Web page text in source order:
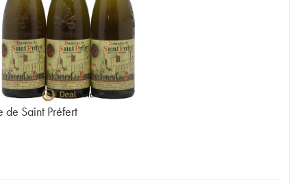
de Saint Préfert